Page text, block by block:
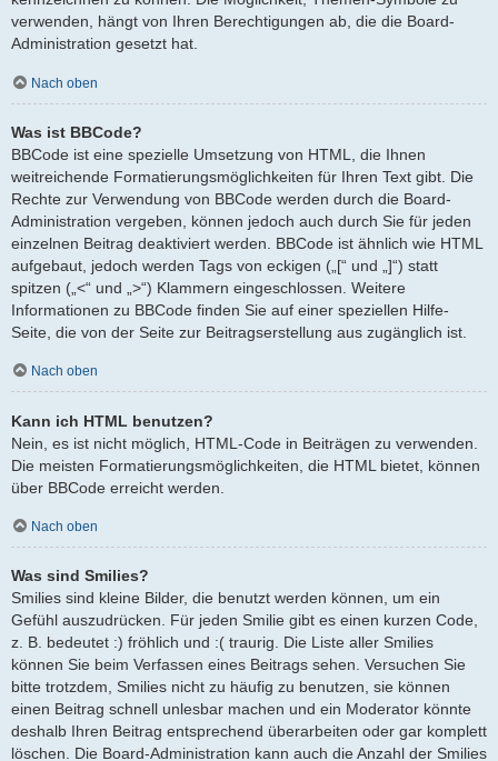
verwenden, hängt von Ihren Berechtigungen ab, die die Board-
Administration gesetzt hat.
Nach oben
Was ist BBCode?
BBCode ist eine spezielle Umsetzung von HTML, die Ihnen
weitreichende Formatierungsmöglichkeiten für Ihren Text gibt. Die
Rechte zur Verwendung von BBCode werden durch die Board-
Administration vergeben, können jedoch auch durch Sie für jeden
einzelnen Beitrag deaktiviert werden. BBCode ist ähnlich wie HTML
aufgebaut, jedoch werden Tags von eckigen („[“ und „]“) statt
spitzen („<“ und „>“) Klammern eingeschlossen. Weitere
Informationen zu BBCode finden Sie auf einer speziellen Hilfe-
Seite, die von der Seite zur Beitragserstellung aus zugänglich ist.
Nach oben
Kann ich HTML benutzen?
Nein, es ist nicht möglich, HTML-Code in Beiträgen zu verwenden.
Die meisten Formatierungsmöglichkeiten, die HTML bietet, können
über BBCode erreicht werden.
Nach oben
Was sind Smilies?
Smilies sind kleine Bilder, die benutzt werden können, um ein
Gefühl auszudrücken. Für jeden Smilie gibt es einen kurzen Code,
z. B. bedeutet :) fröhlich und :( traurig. Die Liste aller Smilies
können Sie beim Verfassen eines Beitrags sehen. Versuchen Sie
bitte trotzdem, Smilies nicht zu häufig zu benutzen, sie können
einen Beitrag schnell unlesbar machen und ein Moderator könnte
deshalb Ihren Beitrag entsprechend überarbeiten oder gar komplett
löschen. Die Board-Administration kann auch die Anzahl der Smilies